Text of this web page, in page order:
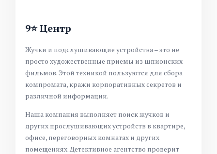
9⭐ Центр
Жучки и подслушивающие устройства – это не
просто художественные приемы из шпионских
фильмов. Этой техникой пользуются для сбора
компромата, кражи корпоративных секретов и
различной информации.
Наша компания выполняет поиск жучков и
других прослушивающих устройств в квартире,
офисе, переговорных комнатах и других
помещениях. Детективное агентство проверит